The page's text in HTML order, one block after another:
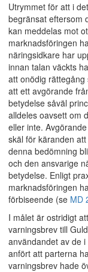
Utrymmet för att i
begränsat eftersom
kan meddelas mot
marknadsföringen
näringsidkare har
innan talan väckts
att onödig
att ett avgörande
betydelse såväl
alldeles oavsett om
eller inte.
skäl för käranden
denna bedömning
och den ansvarige
betydelse. Enligt
marknadsföringen
förbiseende (se MD
I målet är ostridigt
varningsbrev till
användandet av de
anfört att parterna
varningsbrev hade